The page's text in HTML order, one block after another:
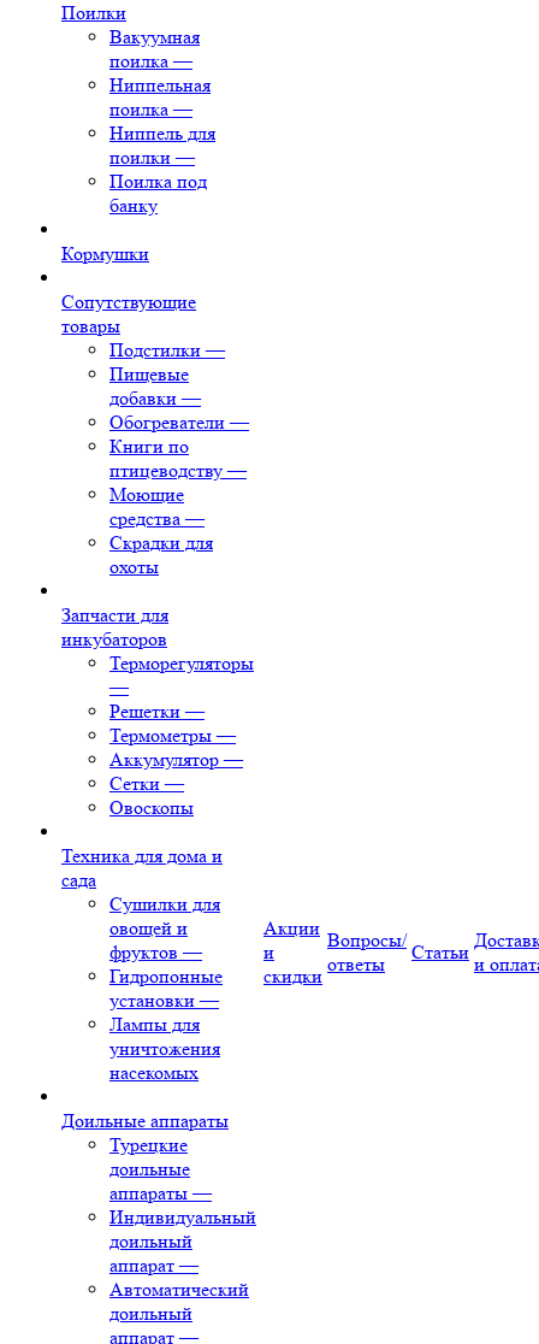
Поилки
Вакуумная
поилка —
Ниппельная
поилка —
Ниппель для
поилки —
Поилка под
банку
Кормушки
Сопутствующие
товары
Подстилки —
Пищевые
добавки —
Обогреватели —
Книги по
птицеводству —
Моющие
средства —
Скрадки для
охоты
Запчасти для
инкубаторов
Терморегуляторы
—
Решетки —
Термометры —
Аккумулятор —
Сетки —
Овоскопы
Техника для дома и
сада
Сушилки для
овощей и
фруктов —
Гидропонные
установки —
Лампы для
уничтожения
насекомых
Доильные аппараты
Турецкие
доильные
аппараты —
Индивидуальный
доильный
аппарат —
Автоматический
доильный
аппарат —
Акции
и
скидки
Вопросы/
ответы
Статьи
и